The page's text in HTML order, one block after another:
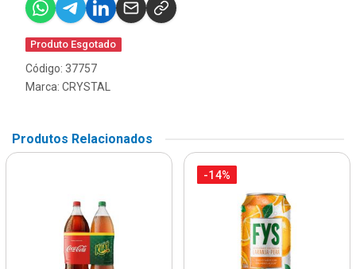
Produto Esgotado
Código: 37757
Marca: CRYSTAL
Produtos Relacionados
-14%